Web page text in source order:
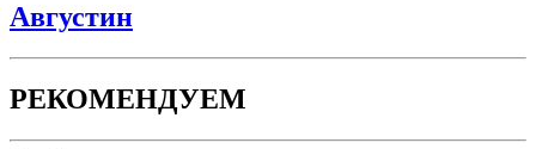
Августин
РЕКОМЕНДУЕМ